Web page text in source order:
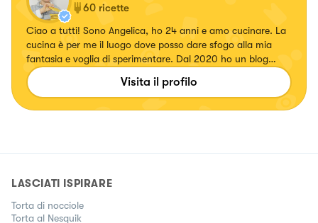
60 ricette
Ciao a tutti! Sono Angelica, ho 24 anni e amo cucinare. La
cucina è per me il luogo dove posso dare sfogo alla mia
fantasia e voglia di sperimentare. Dal 2020 ho un blog
“Tiramisù il Morale” in cui pubblico tutte le ricette gluten &
dairy free, anche in versione normale (sì gestisco una
Visita il profilo
LASCIATI ISPIRARE
Torta di nocciole
Torta al Nesquik